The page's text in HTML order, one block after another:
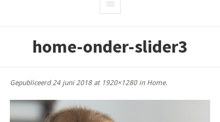
home-onder-slider3
Gepubliceerd24 juni 2018at 1920×1280 in Home.